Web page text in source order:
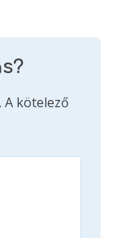
A kötelező